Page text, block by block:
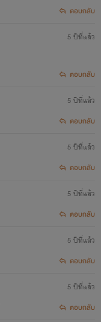
ตอบกลับ
5 ปีที่แล้ว
ตอบกลับ
5 ปีที่แล้ว
ตอบกลับ
5 ปีที่แล้ว
ตอบกลับ
5 ปีที่แล้ว
ตอบกลับ
5 ปีที่แล้ว
ตอบกลับ
5 ปีที่แล้ว
ตอบกลับ